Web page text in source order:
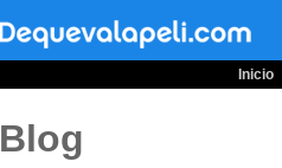
Inicio
Blog